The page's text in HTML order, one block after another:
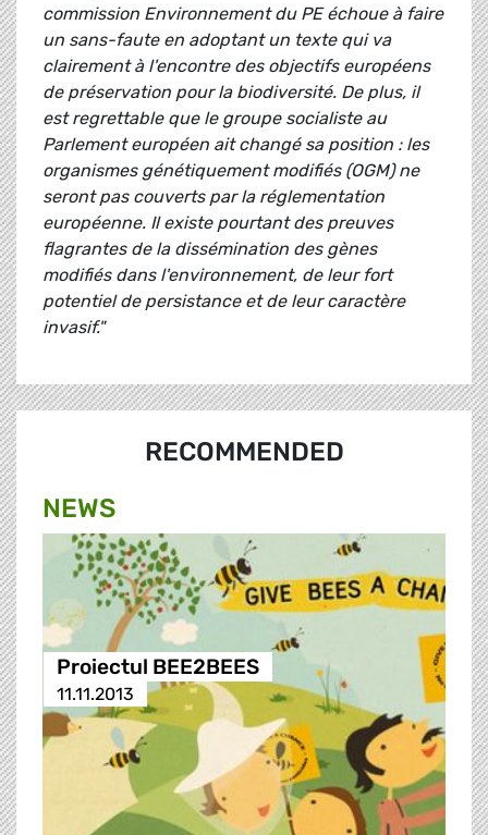
commission Environnement du PE échoue à faire
un sans-faute en adoptant un texte qui va
clairement à l'encontre des objectifs européens
de préservation pour la biodiversité. De plus, il
est regrettable que le groupe socialiste au
Parlement européen ait changé sa position : les
organismes génétiquement modifiés (OGM) ne
seront pas couverts par la réglementation
européenne. Il existe pourtant des preuves
flagrantes de la dissémination des gènes
modifiés dans l'environnement, de leur fort
potentiel de persistance et de leur caractère
invasif."
RECOMMENDED
NEWS
Proiectul BEE2BEES
11.11.2013